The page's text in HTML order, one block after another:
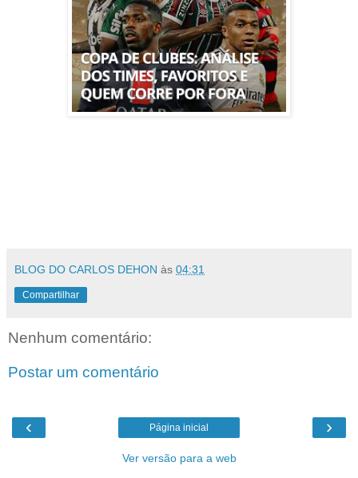
BLOG DO CARLOS DEHON às 04:31
Compartilhar
Nenhum comentário:
Postar um comentário
‹ ›
Página inicial
Ver versão para a web